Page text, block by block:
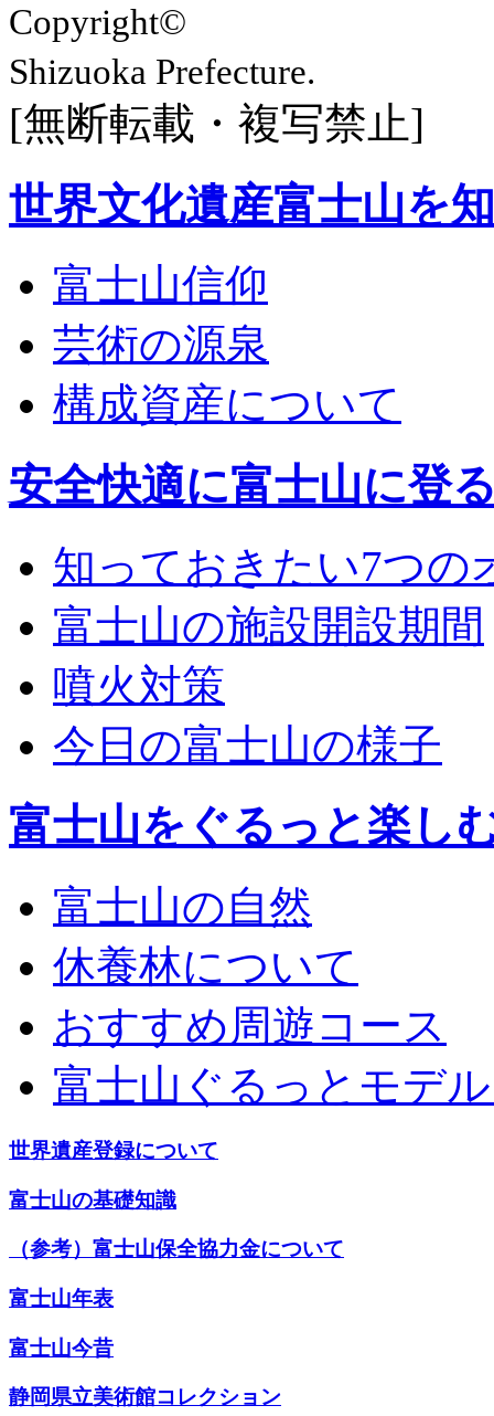
Copyright©
Shizuoka Prefecture.
[無断転載・複写禁止]
世界文化遺産富士山を
富士山信仰
芸術の源泉
構成資産について
安全快適に富士山に登
知っておきたい7つの
富士山の施設開設期間
噴火対策
今日の富士山の様子
富士山をぐるっと楽し
富士山の自然
休養林について
おすすめ周遊コース
富士山ぐるっとモデ
世界遺産登録について
富士山の基礎知識
（参考）富士山保全協力金について
富士山年表
富士山今昔
静岡県立美術館コレクション